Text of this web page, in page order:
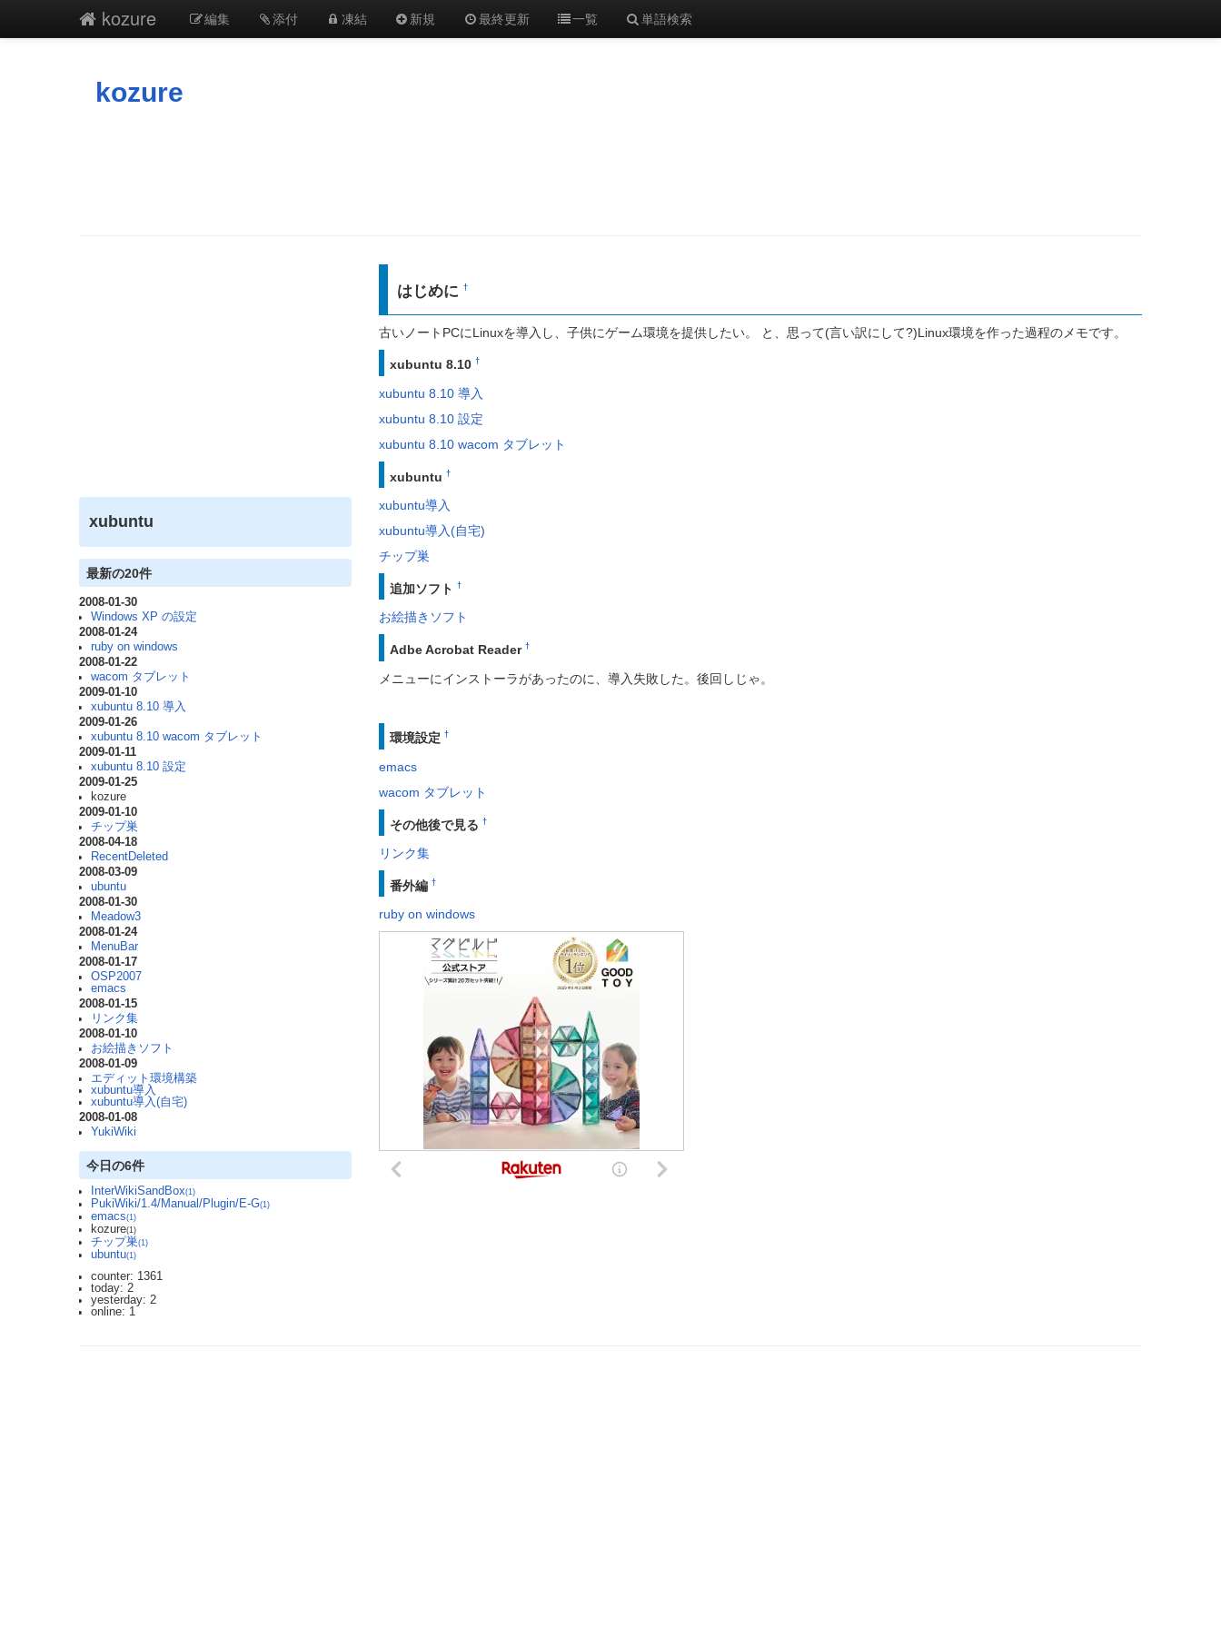
kozure 編集 添付 凍結 新規 最終更新 一覧 単語検索
kozure
xubuntu
最新の20件
2008-01-30
Windows XP の設定
2008-01-24
ruby on windows
2008-01-22
wacom タブレット
2009-01-10
xubuntu 8.10 導入
2009-01-26
xubuntu 8.10 wacom タブレット
2009-01-11
xubuntu 8.10 設定
2009-01-25
kozure
2009-01-10
チップ巣
2008-04-18
RecentDeleted
2008-03-09
ubuntu
2008-01-30
Meadow3
2008-01-24
MenuBar
2008-01-17
OSP2007
emacs
2008-01-15
リンク集
2008-01-10
お絵描きソフト
2008-01-09
エディット環境構築
xubuntu導入
xubuntu導入(自宅)
2008-01-08
YukiWiki
今日の6件
InterWikiSandBox(1)
PukiWiki/1.4/Manual/Plugin/E-G(1)
emacs(1)
kozure(1)
チップ巣(1)
ubuntu(1)
counter: 1361
today: 2
yesterday: 2
online: 1
はじめに†
古いノートPCにLinuxを導入し、子供にゲーム環境を提供したい。 と、思って(言い訳にして?)Linux環境を作った過程のメモです。
xubuntu 8.10 †
xubuntu 8.10 導入
xubuntu 8.10 設定
xubuntu 8.10 wacom タブレット
xubuntu †
xubuntu導入
xubuntu導入(自宅)
チップ巣
追加ソフト †
お絵描きソフト
Adbe Acrobat Reader †
メニューにインストーラがあったのに、導入失敗した。後回しじゃ。
環境設定 †
emacs
wacom タブレット
その他後で見る †
リンク集
番外編 †
ruby on windows